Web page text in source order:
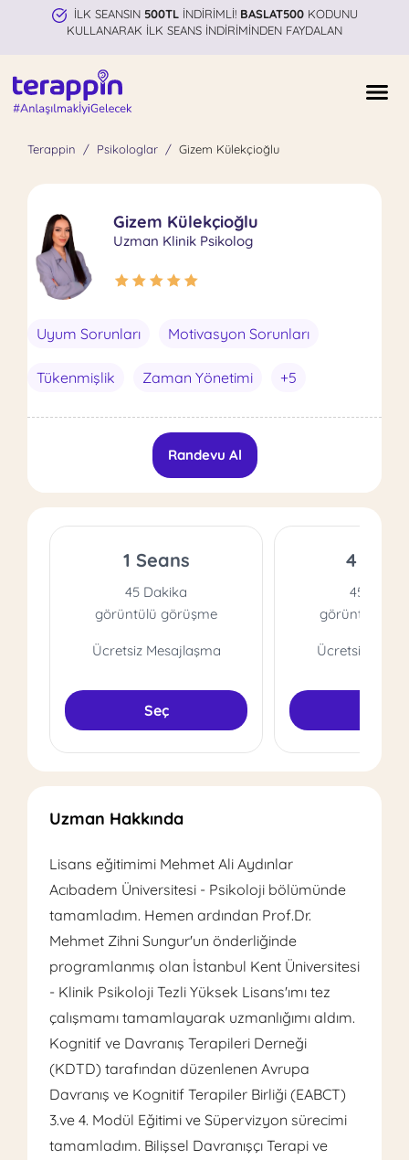
İLK SEANSIN 500TLİNDİRİMLİ! BASLAT500KODUNU
KULLANARAK İLK SEANS İNDİRİMİNDEN FAYDALAN
Terappin Psikologlar Gizem Külekçioğlu
Gizem Külekçioğlu
Uzman Klinik Psikolog
Uyum Sorunları Motivasyon Sorunları
Tükenmişlik Zaman Yönetimi +5
Randevu Al
1 Seans
45 Dakika
görüntülü görüşme
Ücretsiz Mesajlaşma
Seç
4
45
görüntülü
Ücretsiz
Uzman Hakkında
Lisans eğitimimi Mehmet Ali Aydınlar
Acıbadem Üniversitesi - Psikoloji bölümünde
tamamladım. Hemen ardından Prof.Dr.
Mehmet Zihni Sungur'un önderliğinde
programlanmış olan İstanbul Kent Üniversitesi
- Klinik Psikoloji Tezli Yüksek Lisans'ımı tez
çalışmamı tamamlayarak uzmanlığımı aldım.
Kognitif ve Davranış Terapileri Derneği
(KDTD) tarafından düzenlenen Avrupa
Davranış ve Kognitif Terapiler Birliği (EABCT)
3.ve 4. Modül Eğitimi ve Süpervizyon sürecimi
tamamladım. Bilişsel Davranışçı Terapi ve